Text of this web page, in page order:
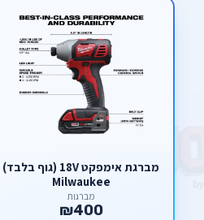
מברגת אימפקט 18V (גוף בלבד)
Milwaukee
מברגות
₪400